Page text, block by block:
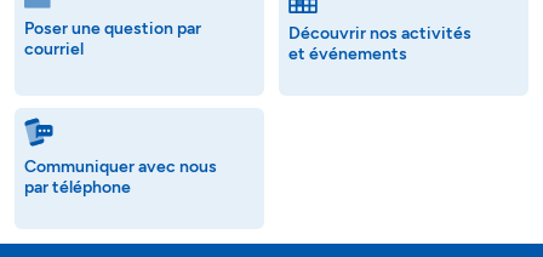
Poser une question par
courriel
Découvrir nos activités
et événements
Communiquer avec nous
par téléphone